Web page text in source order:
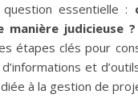
essentielle :
manière judicieuse ?
étapes clés pour
et
à la gestion de